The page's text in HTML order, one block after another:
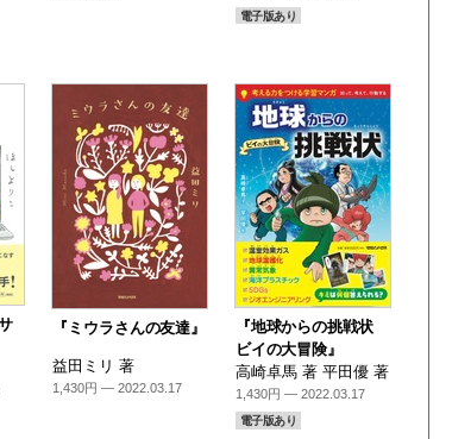
電子版あり
『ミウラさんの友達』
益田ミリ 著
1,430円 — 2022.03.17
『地球からの挑戦状
ビイの大冒険』
高崎卓馬 著 平田優 著
1,430円 — 2022.03.17
電子版あり